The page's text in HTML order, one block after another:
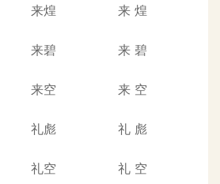
来煌 来 煌
来碧 来 碧
来空 来 空
礼彪 礼 彪
礼空 礼 空